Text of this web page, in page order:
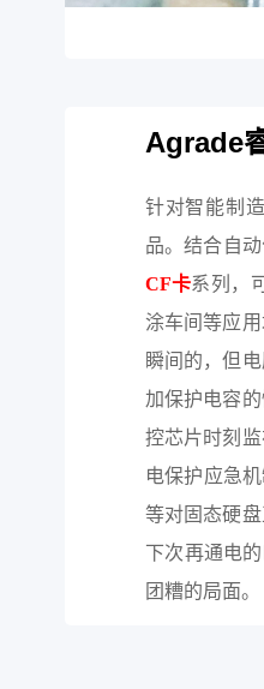
Agrade
针对智能制
品。结合自
CF卡系列，
涂车间等应
瞬间的，但
加保护电容
控芯片时刻
电保护应急
等对固态硬
下次再通电
团糟的局面。